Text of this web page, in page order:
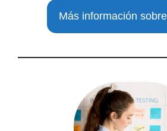
Más información